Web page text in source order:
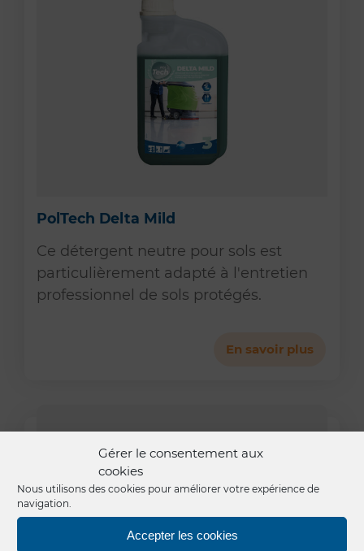
Gérer le consentement aux
cookies
Nous utilisons des cookies pour améliorer votre expérience de
navigation.
Accepter les cookies
PolTech Delta Mild
Ce détergent neutre pour sols est
particulièrement adapté à l'entretien
professionnel de sols protégés.
En savoir plus